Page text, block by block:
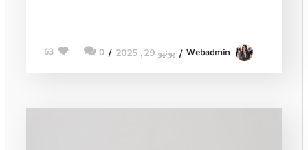
Webadmin يونيو 29, 2025 0
63